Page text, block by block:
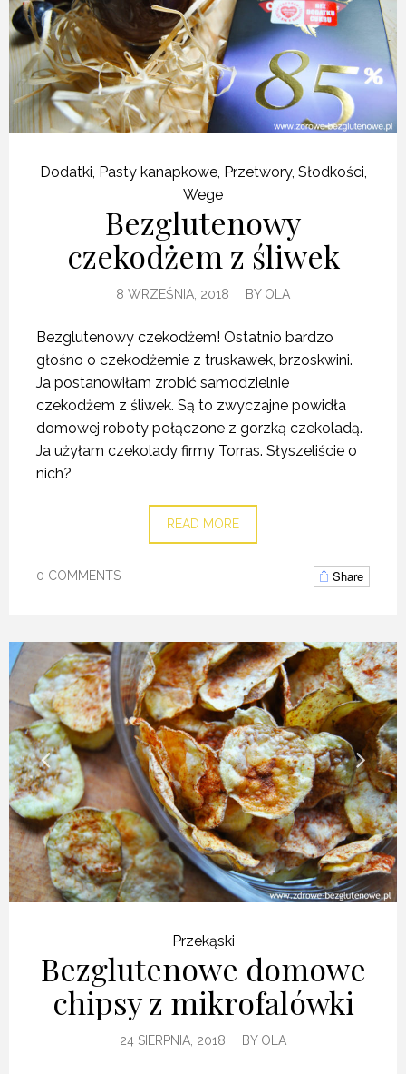
Dodatki, Pasty kanapkowe, Przetwory, Słodkości,
Wege
Bezglutenowy
czekodżem z śliwek
8 WRZEŚNIA, 2018 BY OLA
Bezglutenowy czekodżem! Ostatnio bardzo
głośno o czekodżemie z truskawek, brzoskwini.
Ja postanowiłam zrobić samodzielnie
czekodżem z śliwek. Są to zwyczajne powidła
domowej roboty połączone z gorzką czekoladą.
Ja użyłam czekolady firmy Torras. Słyszeliście o
nich?
READ MORE
0 COMMENTS Share
Przekąski
Bezglutenowe domowe
chipsy z mikrofalówki
24 SIERPNIA, 2018 BY OLA